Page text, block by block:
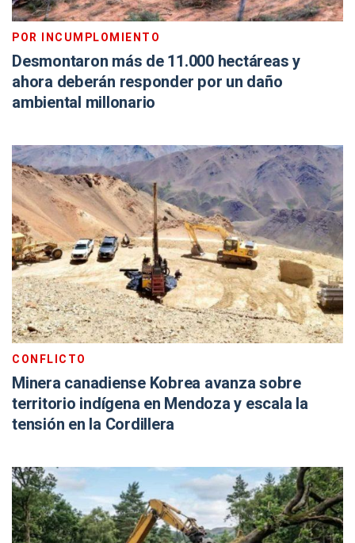
POR INCUMPLOMIENTO
Desmontaron más de 11.000 hectáreas y
ahora deberán responder por un daño
ambiental millonario
CONFLICTO
Minera canadiense Kobrea avanza sobre
territorio indígena en Mendoza y escala la
tensión en la Cordillera